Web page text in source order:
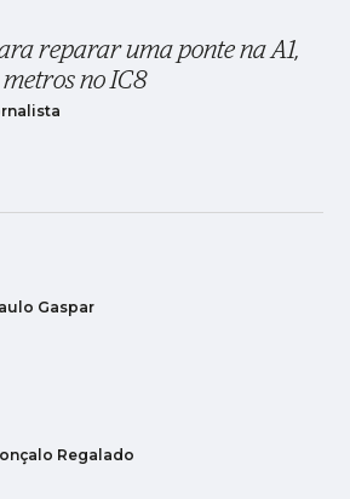
reparar uma ponte na A1,
no IC8
Gaspar
Regalado